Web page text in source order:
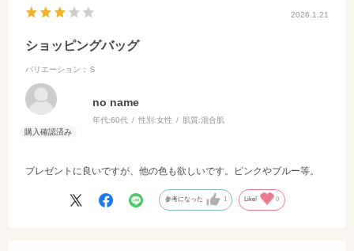
2026.1.21
ショッピングバッグ
バリエーション：Ｓ
no name
年代:60代 性別:女性 肌質:混合肌
プレゼントに良いですが、他の色も欲しいです。ピンクやブルー等。
参考になった 1 Like! 0